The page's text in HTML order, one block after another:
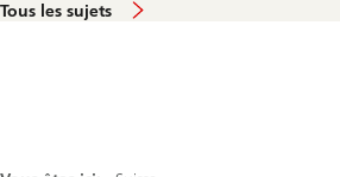
Tous les sujets